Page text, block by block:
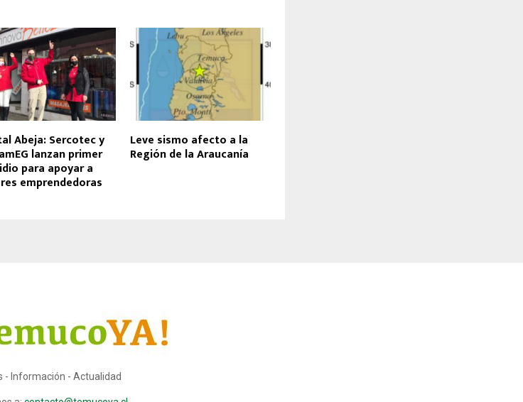
Abeja: Sercotec y
lanzan primer
para apoyar a
emprendedoras
Leve sismo afecto a la
Región de la Araucanía
- Información - Actualidad